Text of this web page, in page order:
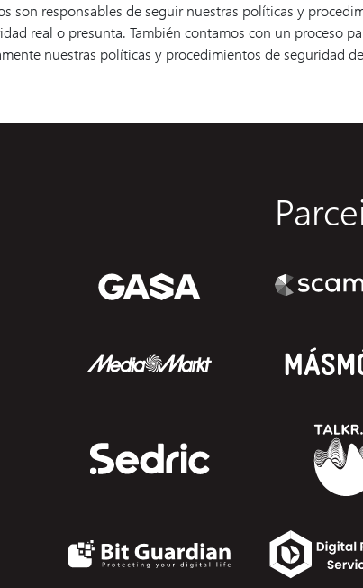
son responsables de seguir nuestras políticas y
real o presunta. También contamos con un proceso
nuestras políticas y procedimientos de seguridad